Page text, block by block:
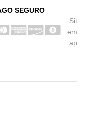
SEGURO
Sit
em
ap